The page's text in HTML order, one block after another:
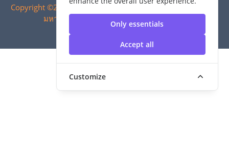
Only essentials
Accept all
Customize
Copyright ©2024 สำนักวิทยบริการและเทคโนโลยีสารสนเทศ |
มหาวิทยาลัยเทคโนโลยีราชมงคลสุวรรณภูมิ